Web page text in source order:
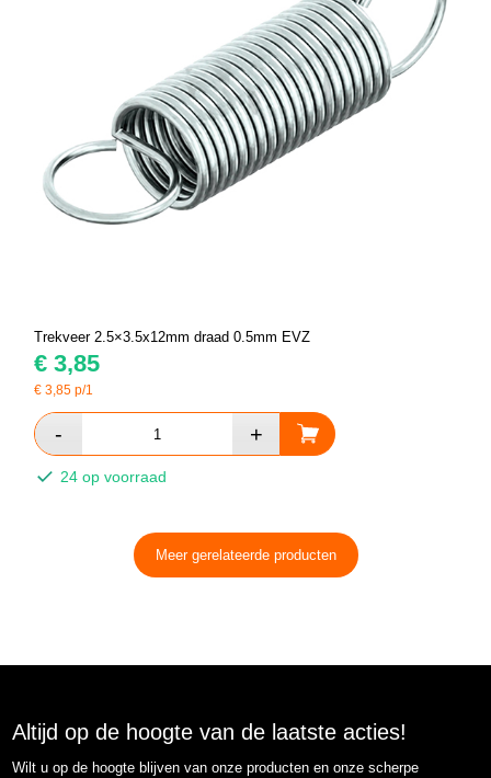
Trekveer 2.5×3.5x12mm draad 0.5mm EVZ
€ 3,85
€3,85 p/1
24 op voorraad
Meer gerelateerde producten
Altijd op de hoogte van de laatste acties!
Wilt u op de hoogte blijven van onze producten en onze scherpe